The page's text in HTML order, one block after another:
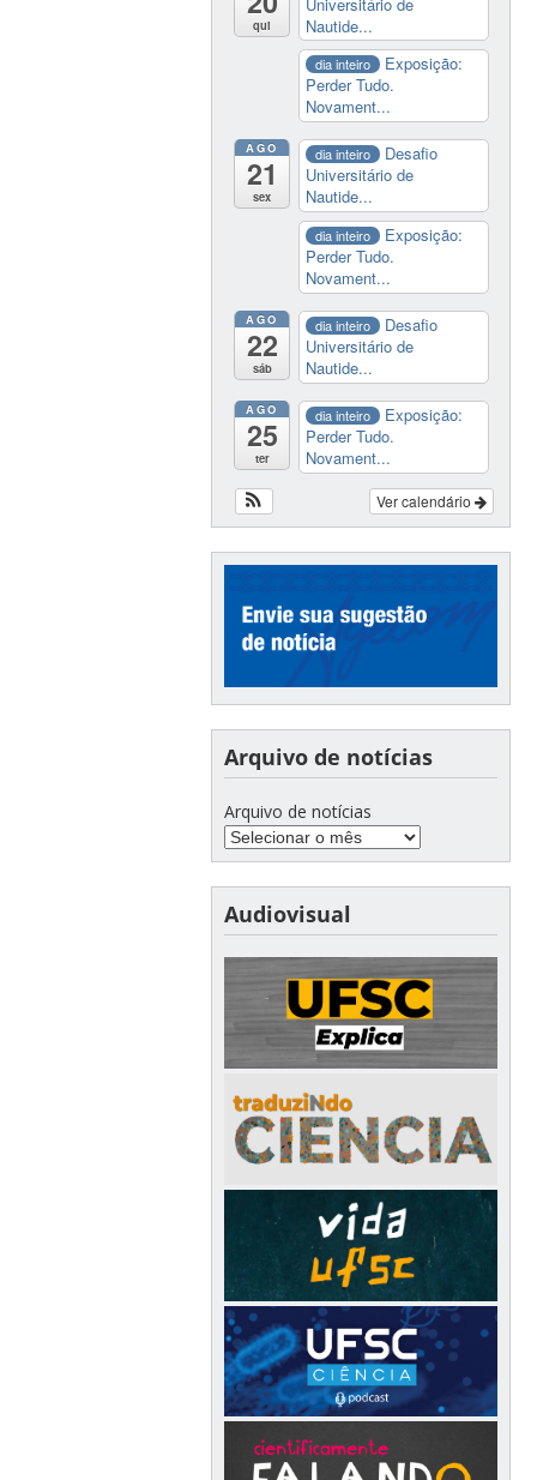
qui
Nautide...
dia inteiro
Exposição:
Perder Tudo.
Novament...
AGO
21
sex
dia inteiro
Desafio
Universitário de
Nautide...
dia inteiro
Exposição:
Perder Tudo.
Novament...
AGO
22
sáb
dia inteiro
Desafio
Universitário de
Nautide...
AGO
25
ter
dia inteiro
Exposição:
Perder Tudo.
Novament...
Ver calendário
Arquivo de notícias
Arquivo de notícias
Audiovisual